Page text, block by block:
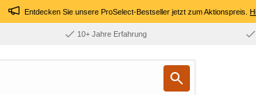
Entdecken Sie unsere ProSelect-Bestseller jetzt zum Aktionspreis.
10+ Jahre Erfahrung